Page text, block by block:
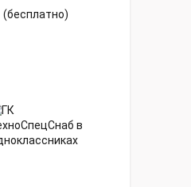
(бесплатно)